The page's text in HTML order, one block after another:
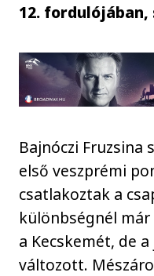
12. fordulójában,
Bajnóczi Fruzsina
első veszprémi
csatlakoztak a
különbségnél
a Kecskemét, de
változott.